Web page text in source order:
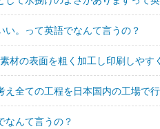
い。って英語でなんて言うの？
材の表面を粗く加工し印刷しやす
え全ての工程を日本国内の工場で
なんて言うの？